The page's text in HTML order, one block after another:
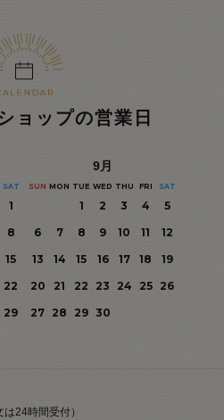
ョップの営業日
SAT
1
8
15
22
29
9月
SUN MON TUE WED THU FRI SAT
1 2 3 4
5
6
7 8 9 10 11
12
13
14 15 16 17 18
19
20
21 22 23 24 25
26
27 28 29 30
24時間受付）